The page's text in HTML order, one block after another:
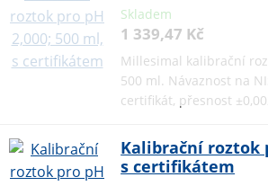
Skladem
1 339,47 Kč
Millesimal kalibrační
500 ml. Návaznost na
certifikát, přesnost
Kalibrační roztok
s certifikátem